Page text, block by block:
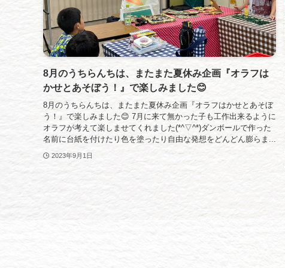
8月のうちらんちは、またまた夏休み企画『オラフは
かせとあそぼう！』で楽しみました😊
8月のうちらんちは、またまた夏休み企画『オラフはかせとあそぼ
う！』で楽しみました😊 7月に来て無かった子も工作出来るように
オラフが考えて楽しませてくれました(*^▽^*)ダンボールで作った
名前に台紙を付けたり色を塗ったり自由な発想をどんどん膨らま...
2023年9月1日